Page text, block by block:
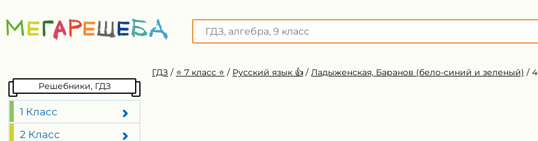
Решебники, ГДЗ
1 Класс
2 Класс
ГДЗ / ⭐️ 7 класс ⭐️ / Русский язык 👍 / Ладыженская, Баранов (бело-синий и зеленый) /